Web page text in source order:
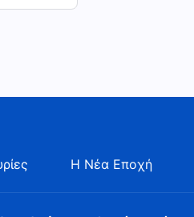
Η Νέα Εποχή